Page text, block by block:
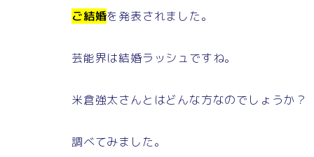
ご結婚を発表されました。
芸能界は結婚ラッシュですね。
米倉強太さんとはどんな方なのでしょうか？
調べてみました。